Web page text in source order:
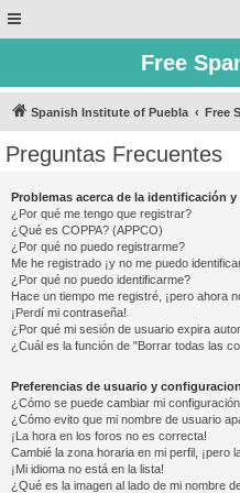
Free
Spanish Institute of Puebla Free
Preguntas Frecuentes
Problemas acerca de la identificación
¿Por qué me tengo que registrar?
¿Qué es COPPA? (APPCO)
¿Por qué no puedo registrarme?
Me he registrado ¡y no me puedo
¿Por qué no puedo identificarme?
Hace un tiempo me registré, ¡pero ahora
¡Perdí mi contraseña!
¿Por qué mi sesión de usuario expira
¿Cuál es la función de "Borrar todas las
Preferencias de usuario y
¿Cómo se puede cambiar mi
¿Cómo evito que mi nombre de usuario
¡La hora en los foros no es correcta!
Cambié la zona horaria en mi perfil, ¡pero
¡Mi idioma no está en la lista!
¿Qué es la imagen al lado de mi nombre